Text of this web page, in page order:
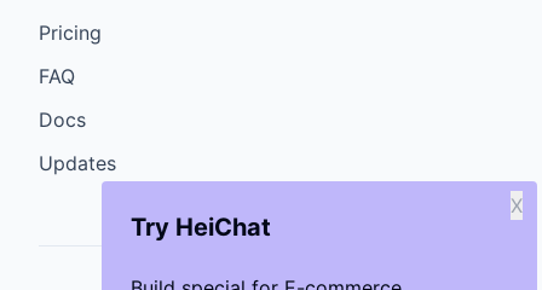
Try HeiChat
X
Pricing
FAQ
Docs
Updates